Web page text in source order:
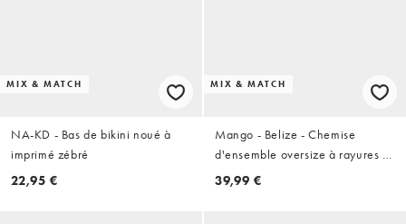
MIX & MATCH
NA-KD - Bas de bikini noué à
imprimé zébré
22,95 €
MIX & MATCH
Mango - Belize - Chemise
d'ensemble oversize à rayures -
Bleu
39,99 €